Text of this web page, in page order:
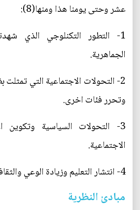
عشر وحتى يومنا هذا ومنها(8):
1- التطور التكنلوجي الذي
الجماهرية.
2- التحولات الاجتماعية التي
وتحرر فئات اخرى.
3- التحولات السياسية وتكوين
الاجتماعية.
4- انتشار التعليم وزيادة الوعي والثقافة بين الناس.
مبادئ النظرية